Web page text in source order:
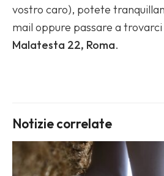
vostro caro), potete
mail oppure passare a trovarci
Malatesta 22, Roma.
Notizie correlate